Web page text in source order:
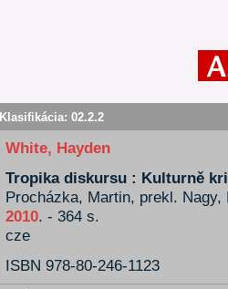
Klasifikácia: 02.2.2
White, Hayden
Tropika diskursu : Kulturně
Procházka, Martin, prekl.
2010. - 364 s.
cze
ISBN 978-80-246-1123